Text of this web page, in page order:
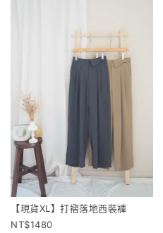
【現貨XL】打褶落地西裝褲
1480